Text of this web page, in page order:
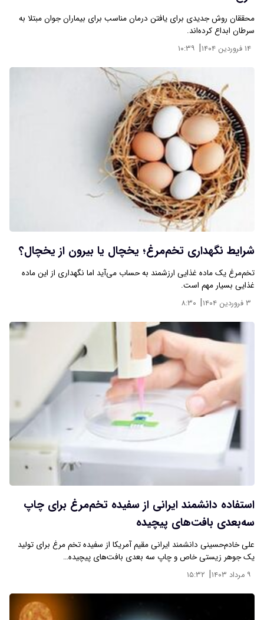
محققان روش جدیدی برای یافتن درمان مناسب برای بیماران جوان مبتلا به
سرطان ابداع کرده‌اند.
۱۴ فروردین ۱۴۰۴ | ۱۰:۳۹
شرایط نگهداری تخم‌مرغ؛ یخچال یا بیرون از یخچال؟
تخم‌مرغ یک ماده غذایی ارزشمند به حساب می‌آید اما نگهداری از این ماده
غذایی بسیار مهم است.
۳ فروردین ۱۴۰۴ | ۸:۳۰
استفاده دانشمند ایرانی از سفیده تخم‌مرغ برای چاپ
سه‌بعدی بافت‌های پیچیده
علی خادم‌حسینی دانشمند ایرانی مقیم آمریکا از سفیده تخم مرغ برای تولید
یک جوهر زیستی خاص و چاپ سه بعدی بافت‌های پیچیده…
۹ مرداد ۱۴۰۳ | ۱۵:۳۲